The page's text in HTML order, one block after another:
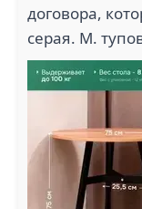
договора,
серая. М.